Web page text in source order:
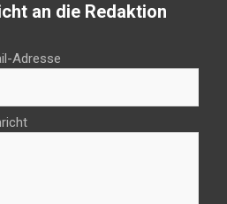
an die Redaktion
Adresse